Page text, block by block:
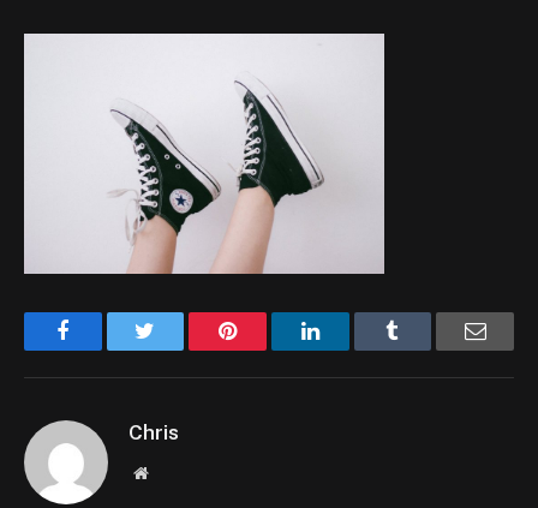
Facebook Pinterest LinkedIn Email
Chris
Website